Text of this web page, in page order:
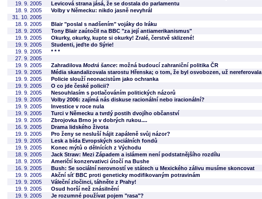
19. 9. 2005
Levicová strana jásá, že se dostala do parlamentu
18. 9. 2005
Volby v Německu: nikdo jasně nevyhrál
31. 10. 2005
18. 9. 2005
Blair "poslal s nadšením" vojáky do Iráku
18. 9. 2005
Tony Blair zaútočil na BBC "za její antiamerikanismus"
19. 9. 2005
Okurky, okurky, kupte si okurky! Zralé, čerstvě sklizené!
19. 9. 2005
Studenti, jeďte do Sýrie!
19. 9. 2005
* * *
27. 9. 2005
19. 9. 2005
Zahradilova Modrá šance: možná budoucí zahraniční politika ČR
19. 9. 2005
Média skandalizovala starostu Hřenska; o tom, že byl osvobozen, už nereferovala
19. 9. 2005
Policie slouží neonacistům jako ochranka
19. 9. 2005
O co jde české policii?
19. 9. 2005
Nesouhlasím s potlačováním politických názorů
19. 9. 2005
Volby 2006: zajímá nás diskuse racionální nebo iracionální?
19. 9. 2005
Investice v roce nula
19. 9. 2005
Turci v Německu a tvrdý postih dvojího občanství
19. 9. 2005
Zbrojovka Brno je v dobrých rukou....
16. 9. 2005
Drama lidského života
19. 9. 2005
Pro ženy se nesluší hájit zapáleně svůj názor?
19. 9. 2005
Lesk a bída Evropských sociálních fondů
19. 9. 2005
Konec mýtů o dělnících z Východu
18. 9. 2005
Jack Straw: Mezi Západem a islámem není podstatnějšího rozdílu
18. 9. 2005
Američtí konzervativci útočí na Bushe
16. 9. 2005
Bush: Se sociální nerovností ve státech u Mexického zálivu musíme skoncovat
19. 9. 2005
Akční síť BBC proti geneticky modifikovaným potravinám
19. 9. 2005
Váleční zločinci, táhněte z Prahy!
19. 9. 2005
Osud horší než znásilnění
19. 9. 2005
Je rozumné používat pojem "rasa"?